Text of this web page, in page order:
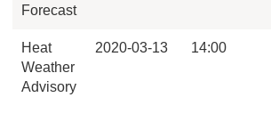
Forecast
Heat
Weather
Advisory
2020-03-13 14:00